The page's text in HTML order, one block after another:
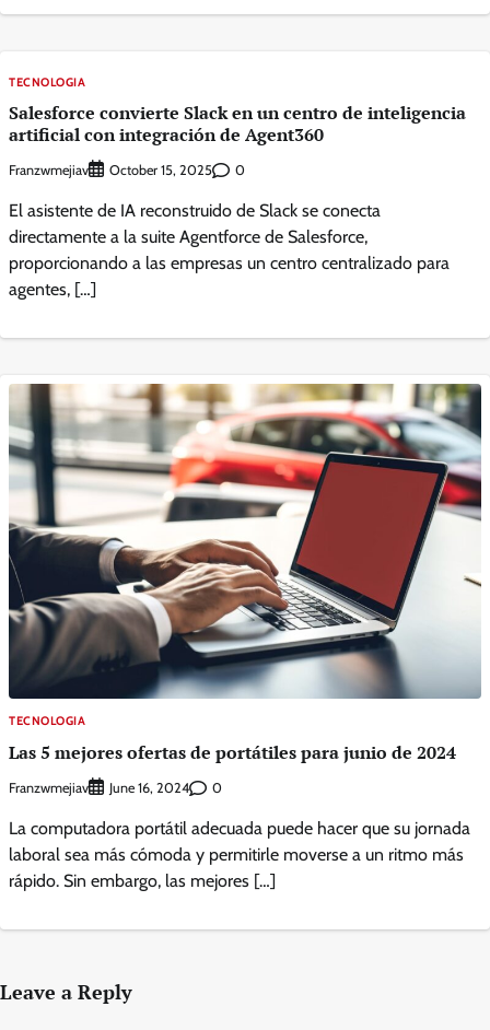
TECNOLOGIA
Salesforce convierte Slack en un centro de inteligencia
artificial con integración de Agent360
Franzwmejiav October 15, 2025 0
El asistente de IA reconstruido de Slack se conecta
directamente a la suite Agentforce de Salesforce,
proporcionando a las empresas un centro centralizado para
agentes, […]
TECNOLOGIA
Las 5 mejores ofertas de portátiles para junio de 2024
Franzwmejiav June 16, 2024 0
La computadora portátil adecuada puede hacer que su jornada
laboral sea más cómoda y permitirle moverse a un ritmo más
rápido. Sin embargo, las mejores […]
Leave a Reply